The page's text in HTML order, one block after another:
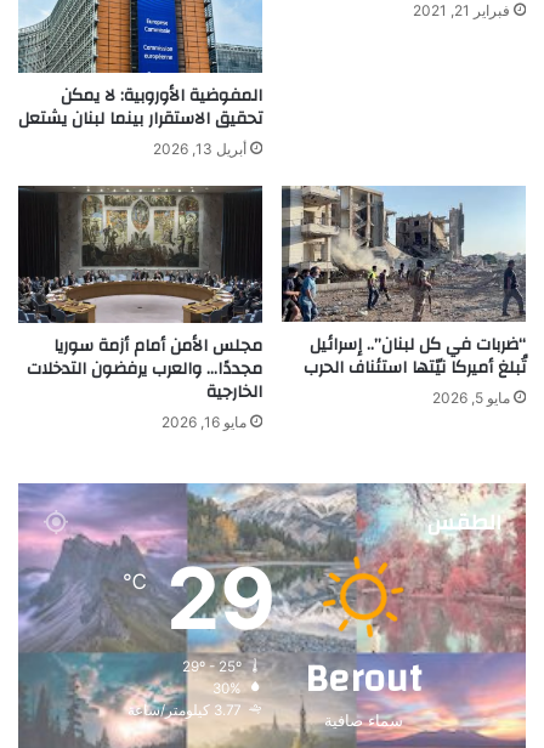
فبراير 21, 2021
المفوضية الأوروبية: لا يمكن
تحقيق الاستقرار بينما لبنان يشتعل
أبريل 13, 2026
“ضربات في كل لبنان”.. إسرائيل
تُبلغ أميركا نيّتها استئناف الحرب
مايو 5, 2026
مجلس الأمن أمام أزمة سوريا
مجددًا… والعرب يرفضون التدخلات
الخارجية
مايو 16, 2026
الطقس
Berout
سماء صافية
29
℃
29º - 25º
30%
3.77 كيلومتر/ساعة